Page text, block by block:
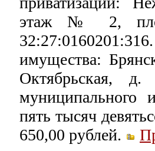
этаж № 2,
имущества:
Октябрьская,
муниципального
пять тысяч
650,00 рублей.